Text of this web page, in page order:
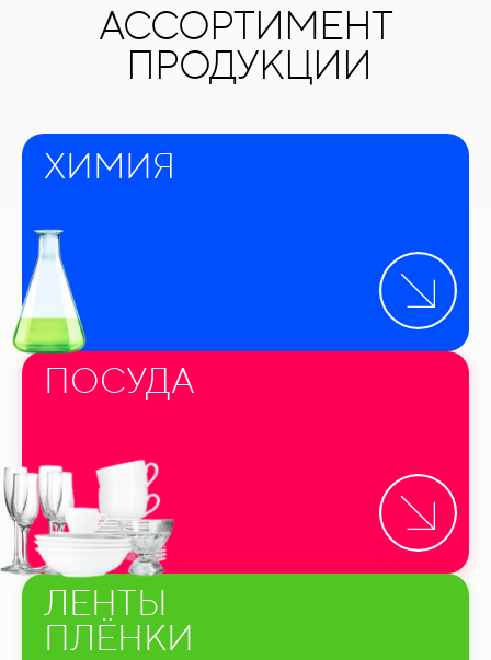
АССОРТИМЕНТ
ПРОДУКЦИИ
ХИМИЯ
ПОСУДА
ЛЕНТЫ
ПЛЁНКИ